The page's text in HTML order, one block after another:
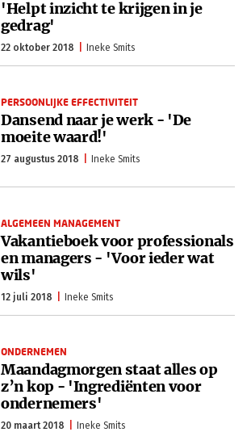
'Helpt inzicht te krijgen in je
gedrag'
22 oktober 2018 Ineke Smits
PERSOONLIJKE EFFECTIVITEIT
Dansend naar je werk - 'De
moeite waard!'
27 augustus 2018 Ineke Smits
ALGEMEEN MANAGEMENT
Vakantieboek voor professionals
en managers - 'Voor ieder wat
wils'
12 juli 2018 Ineke Smits
ONDERNEMEN
Maandagmorgen staat alles op
z’n kop - 'Ingrediënten voor
ondernemers'
20 maart 2018 Ineke Smits